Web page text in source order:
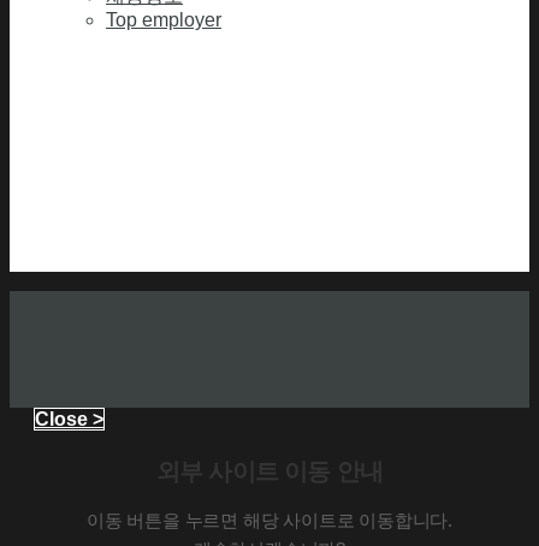
Top employer
Close >
외부 사이트 이동 안내
이동 버튼을 누르면 해당 사이트로 이동합니다.